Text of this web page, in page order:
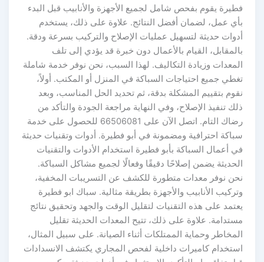
فطيرة يقوم بفحص شامل لجميع الأجهزة والأنابيب قبل البدء
بأي عمل، لضمان أفضل النتائج. علاوة على ذلك، يستخدم
أدوات حديثة لتسهيل عمليات الإصلاح والتركيب بسرعة ودقة.
بالمقابل، القيام بالأعمال دون خبرة قد يؤدي إلى تلف
المعدات وزيادة التكاليف. لهذا السبب، نحن نوفر خدمة شاملة
تغطي جميع احتياجات السباكة في المنزل أو المكتب. أولاً،
نقوم بتقييم المشكلة بدقة، ثم تحديد الحل المناسب، وبعد
ذلك تنفيذ الإصلاح، وفي النهاية مراجعة الجودة والتأكد من
رضاك التام. اتصل الآن على 66506081 للحصول على خدمة
سباكة احترافية ومضمونة في أبو فطيرة. أدوات وتقنيات حديثة
في أعمال السباكة بأبو فطيرة استخدام الأدوات والتقنيات
الحديثة يضمن إصلاحًا دقيقًا وفعالًا لجميع مشاكل السباكة.
نحن نوفر معدات متطورة للكشف عن التسريبات المخفية،
وتركيب الأنابيب والأجهزة بطريقة مثالية. سباك ابو فطيرة
يعتمد على هذه التقنيات لتقليل الوقت والجهد وتحقيق نتائج
مستدامة. علاوة على ذلك، تتيح المعدات الحديثة تقليل
المخاطر وحماية الممتلكات أثناء الصيانة. على سبيل المثال،
استخدام كاميرات داخلية لفحص المجاري يكتشف الانسدادات